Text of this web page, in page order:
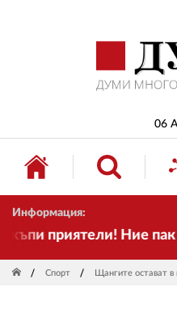
06
Информация:
приятели! Ние пак
Спорт Щангите остават